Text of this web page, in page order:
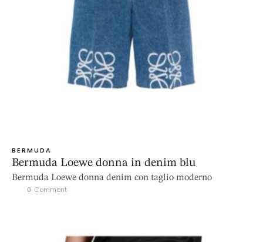
BERMUDA
Bermuda Loewe donna in denim blu
Bermuda Loewe donna denim con taglio moderno
0 Comment